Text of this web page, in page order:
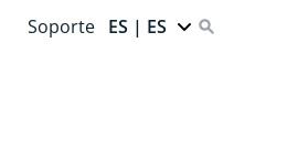
Soporte ES | ES